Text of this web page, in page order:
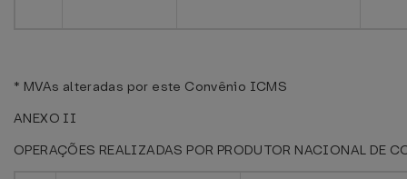
* MVAs alteradas por este Convênio ICMS
ANEXO II
OPERAÇÕES REALIZADAS POR PRODUTOR NACIONAL DE